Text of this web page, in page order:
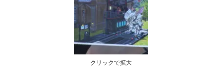
クリックで拡大